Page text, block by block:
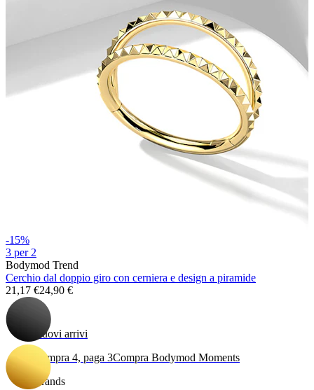
Stretching
Compra titanio
Nuovi arrivi
Compra 4, paga 3Compra Bodymod Moments
Brands
-15%
3 per 2
Bodymod Trend
Cerchio dal doppio giro con cerniera e design a piramide
21,17 €24,90 €